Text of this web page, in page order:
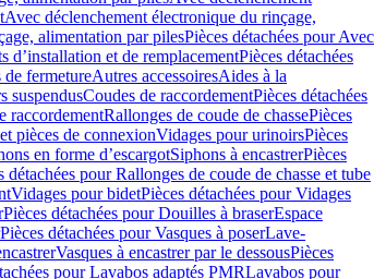
Avec déclenchement électronique du rinçage,
alimentation par pilesPièces détachées pour Avec
d’installation et de remplacementPièces détachées
de fermetureAutres accessoiresAides à la
suspendusCoudes de raccordementPièces détachées
raccordementRallonges de coude de chassePièces
pièces de connexionVidages pour urinoirsPièces
en forme d’escargotSiphons à encastrerPièces
détachées pour Rallonges de coude de chasse et tube
Vidages pour bidetPièces détachées pour Vidages
Pièces détachées pour Douilles à braserEspace
Pièces détachées pour Vasques à poserLave-
Vasques à encastrer par le dessousPièces
pour Lavabos adaptés PMRLavabos pour